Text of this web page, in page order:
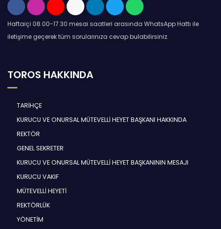
Haftaiçi 08.00-17.30 mesai saatleri arasında WhatsApp Hattı ile
iletişime geçerek tüm sorularınıza cevap bulabilirsiniz.
TOROS HAKKINDA
TARİHÇE
KURUCU VE ONURSAL MÜTEVELLİ HEYET BAŞKANI HAKKINDA
REKTÖR
GENEL SEKRETER
KURUCU VE ONURSAL MÜTEVELLİ HEYET BAŞKANININ MESAJI
KURUCU VAKIF
MÜTEVELLİ HEYETİ
REKTÖRLÜK
YÖNETİM